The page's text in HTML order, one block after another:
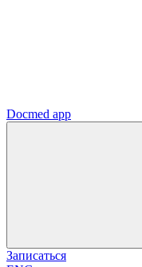
Docmed app
Записаться